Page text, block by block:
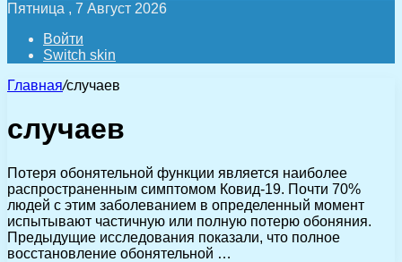
Пятница , 7 Август 2026
Войти
Switch skin
Главная/случаев
случаев
Потеря обонятельной функции является наиболее
распространенным симптомом Ковид-19. Почти 70%
людей с этим заболеванием в определенный момент
испытывают частичную или полную потерю обоняния.
Предыдущие исследования показали, что полное
восстановление обонятельной …